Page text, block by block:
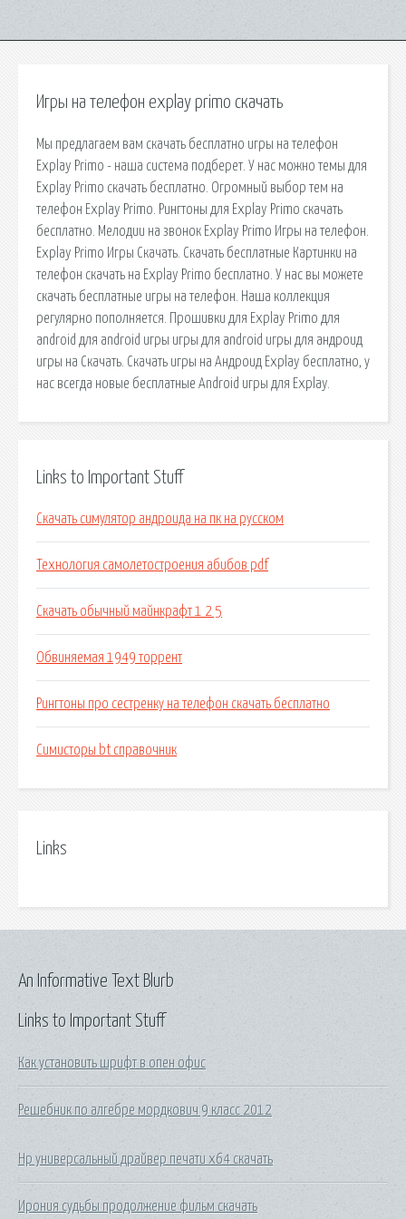
Игры на телефон explay primo скачать
Мы предлагаем вам скачать бесплатно игры на телефон
Explay Primo - наша система подберет. У нас можно темы для
Explay Primo скачать бесплатно. Огромный выбор тем на
телефон Explay Primo. Рингтоны для Explay Primo скачать
бесплатно. Мелодии на звонок Explay Primo Игры на телефон.
Explay Primo Игры Скачать. Скачать бесплатные Картинки на
телефон скачать на Explay Primo бесплатно. У нас вы можете
скачать бесплатные игры на телефон. Наша коллекция
регулярно пополняется. Прошивки для Explay Primo для
android для android игры игры для android игры для андроид
игры на Скачать. Скачать игры на Андроид Explay бесплатно, у
нас всегда новые бесплатные Android игры для Explay.
Links to Important Stuff
Скачать симулятор андроида на пк на русском
Технология самолетостроения абибов pdf
Скачать обычный майнкрафт 1 2 5
Обвиняемая 1949 торрент
Рингтоны про сестренку на телефон скачать бесплатно
Симисторы bt справочник
Links
Links to Important Stuff
Как установить шрифт в опен офис
Решебник по алгебре мордкович 9 класс 2012
Hp универсальный драйвер печати x64 скачать
Ирония судьбы продолжение фильм скачать
An Informative Text Blurb